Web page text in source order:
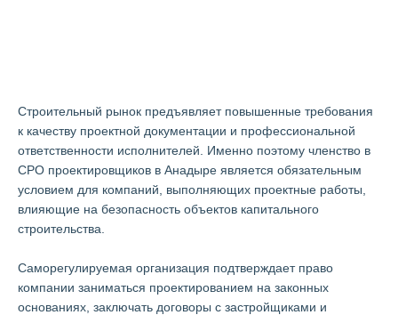
Строительный рынок предъявляет повышенные требования
к качеству проектной документации и профессиональной
ответственности исполнителей. Именно поэтому членство в
СРО проектировщиков в Анадыре является обязательным
условием для компаний, выполняющих проектные работы,
влияющие на безопасность объектов капитального
строительства.
Саморегулируемая организация подтверждает право
компании заниматься проектированием на законных
основаниях, заключать договоры с застройщиками и